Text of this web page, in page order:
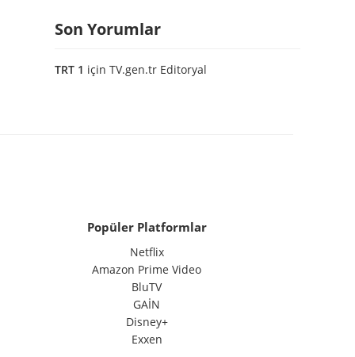
Son Yorumlar
TRT 1 için TV.gen.tr Editoryal
Popüler Platformlar
Netflix
Amazon Prime Video
BluTV
GAİN
Disney+
Exxen